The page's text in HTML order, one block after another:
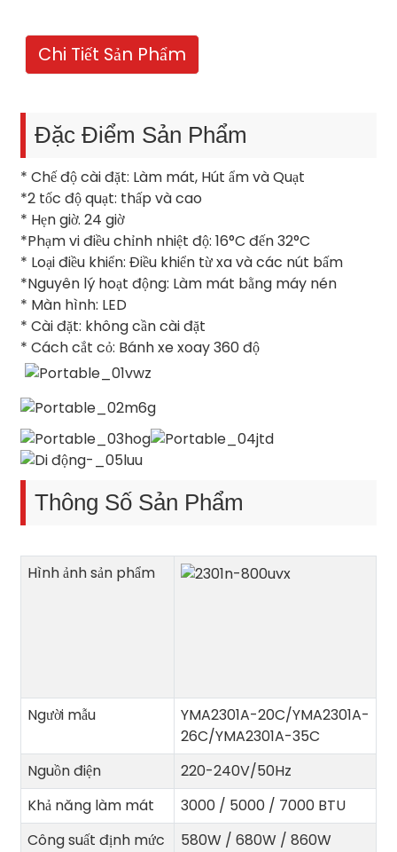
Chi Tiết Sản Phẩm
Đặc Điểm Sản Phẩm
* Chế độ cài đặt: Làm mát, Hút ẩm và Quạt
*2 tốc độ quạt: thấp và cao
* Hẹn giờ. 24 giờ
*Phạm vi điều chỉnh nhiệt độ: 16°C đến 32°C
* Loại điều khiển: Điều khiển từ xa và các nút bấm
*Nguyên lý hoạt động: Làm mát bằng máy nén
* Màn hình: LED
* Cài đặt: không cần cài đặt
* Cách cắt cỏ: Bánh xe xoay 360 độ
Thông Số Sản Phẩm
Hình ảnh sản phẩm
Người mẫu
YMA2301A-20C/YMA2301A-
26C/YMA2301A-35C
Nguồn điện
220-240V/50Hz
Khả năng làm mát
3000 / 5000 / 7000 BTU
Công suất định mức
580W / 680W / 860W